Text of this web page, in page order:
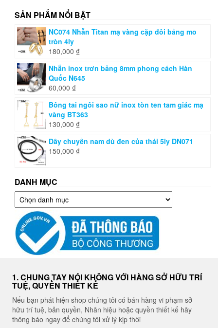
SẢN PHẨM NỔI BẬT
NC074 Nhẫn Titan mạ vàng cặp đôi bảng mo
tròn 4ly
180,000 ₫
Nhẫn inox trơn bảng 8mm phong cách Hàn
Quốc N645
60,000 ₫
Bông tai ngôi sao nữ inox tòn ten tam giác mạ
vàng BT363
130,000 ₫
Dây chuyền nam dù đen của thái 5ly DN071
150,000 ₫
DANH MỤC
Danh
mục
1. CHUNG TAY NÓI KHÔNG VỚI HÀNG SỞ HỮU TRÍ
TUỆ, QUYỀN THIẾT KẾ
Nếu bạn phát hiện shop chúng tôi có bán hàng vi phạm sở
hữu trí tuệ, bản quyền, Nhãn hiệu hoặc quyền thiết kế hãy
thông báo ngay để chúng tôi xử lý kịp thời